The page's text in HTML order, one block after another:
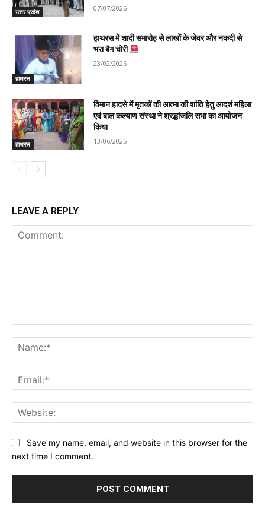
उत्तर प्रदेश 07/07/2026
हाथरस
हाथरस में शादी समारोह से लाखों के जेवर और नकदी से
भरा बैग चोरी
23/02/2026
हाथरस
विमान हादसे में मृतकों की आत्मा की शांति हेतु आदर्श महिला
एवं बाल कल्याण संस्था ने श्रद्धांजलि सभा का आयोजन
किया
13/06/2025
LEAVE A REPLY
Save my name, email, and website in this browser for the
next time I comment.